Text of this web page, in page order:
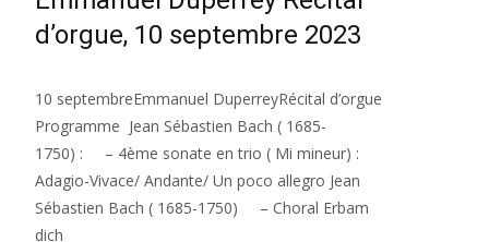
d’orgue, 10 septembre 2023
10 septembreEmmanuel DuperreyRécital d’orgue
Programme Jean Sébastien Bach ( 1685-
1750) : – 4ème sonate en trio ( Mi mineur) :
Adagio-Vivace/ Andante/ Un poco allegro Jean
Sébastien Bach ( 1685-1750) – Choral Erbam
dich